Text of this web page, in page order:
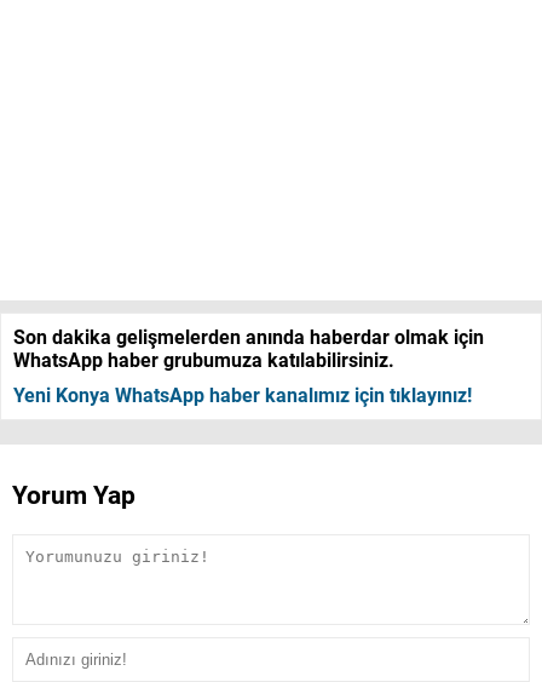
Son dakika gelişmelerden anında haberdar olmak için
WhatsApp haber grubumuza katılabilirsiniz.
Yeni Konya WhatsApp haber kanalımız için tıklayınız!
Yorum Yap